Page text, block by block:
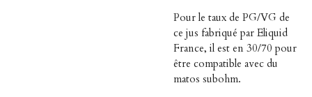
Pour le taux de PG/VG de
ce jus fabriqué par Eliquid
France, il est en 30/70 pour
être compatible avec du
matos subohm.